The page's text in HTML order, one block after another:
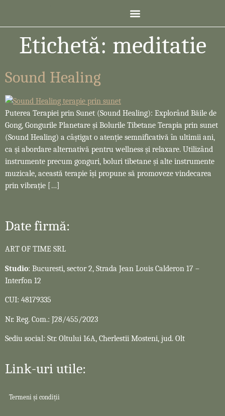
Etichetă: meditatie
Sound Healing
Puterea Terapiei prin Sunet (Sound Healing): Explorând Băile de
Gong, Gongurile Planetare și Bolurile Tibetane Terapia prin sunet
(Sound Healing) a câștigat o atenție semnificativă în ultimii ani,
ca și abordare alternativă pentru wellness și relaxare. Utilizând
instrumente precum gonguri, boluri tibetane și alte instrumente
muzicale, această terapie își propune să promoveze vindecarea
prin vibrație […]
Date firmă:
ART OF TIME SRL
Studio: Bucuresti, sector 2, Strada Jean Louis Calderon 17 –
Interfon 12
CUI: 48179335
Nr. Reg. Com.: J28/455/2023
Sediu social: Str. Oltului 16A, Cherlestii Mosteni, jud. Olt
Link-uri utile:
Termeni și condiții